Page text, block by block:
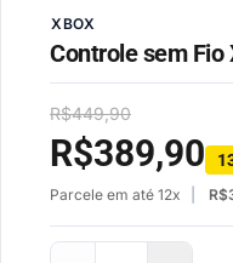
XBOX
Controle sem Fio
R$449,90
R$389,90
Parcele em até 12x R$